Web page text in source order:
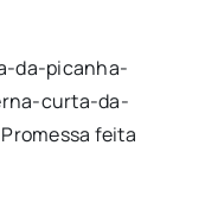
da-picanha-
curta-da-
feita